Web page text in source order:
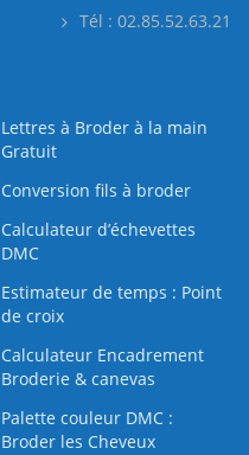
Tél : 02.85.52.63.21
Lettres à Broder à la main
Gratuit
Conversion fils à broder
Calculateur d’échevettes
DMC
Estimateur de temps : Point
de croix
Calculateur Encadrement
Broderie & canevas
Palette couleur DMC :
Broder les Cheveux